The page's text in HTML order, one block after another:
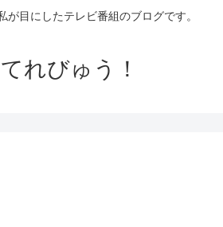
が目にしたテレビ番組のブログです。
てれびゅう！